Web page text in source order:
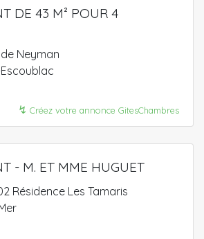
DE 43 M² POUR 4
Neyman
↯ Créez votre annonce GitesChambres
- M. ET MME HUGUET
Résidence Les Tamaris